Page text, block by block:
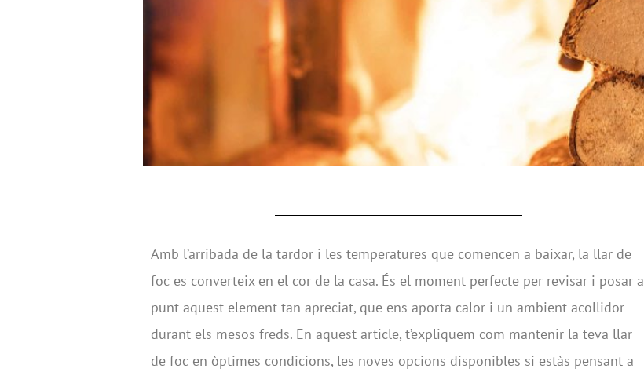
Amb l’arribada de la tardor i les temperatures que comencen a baixar, la llar de
foc es converteix en el cor de la casa. És el moment perfecte per revisar i posar a
punt aquest element tan apreciat, que ens aporta calor i un ambient acollidor
durant els mesos freds. En aquest article, t’expliquem com mantenir la teva llar
de foc en òptimes condicions, les noves opcions disponibles si estàs pensant a